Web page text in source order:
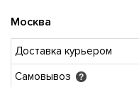
Москва
Доставка курьером
Самовывоз
?